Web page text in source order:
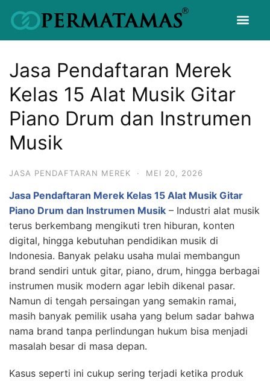
Jasa Pendaftaran Merek
Kelas 15 Alat Musik Gitar
Piano Drum dan Instrumen
Musik
JASA PENDAFTARAN MEREK · MEI 20, 2026
Jasa Pendaftaran Merek Kelas 15 Alat Musik Gitar
Piano Drum dan Instrumen Musik – Industri alat musik
terus berkembang mengikuti tren hiburan, konten
digital, hingga kebutuhan pendidikan musik di
Indonesia. Banyak pelaku usaha mulai membangun
brand sendiri untuk gitar, piano, drum, hingga berbagai
instrumen musik modern agar lebih dikenal pasar.
Namun di tengah persaingan yang semakin ramai,
masih banyak pemilik usaha yang belum sadar bahwa
nama brand tanpa perlindungan hukum bisa menjadi
masalah besar di masa depan.
Kasus seperti ini cukup sering terjadi ketika produk